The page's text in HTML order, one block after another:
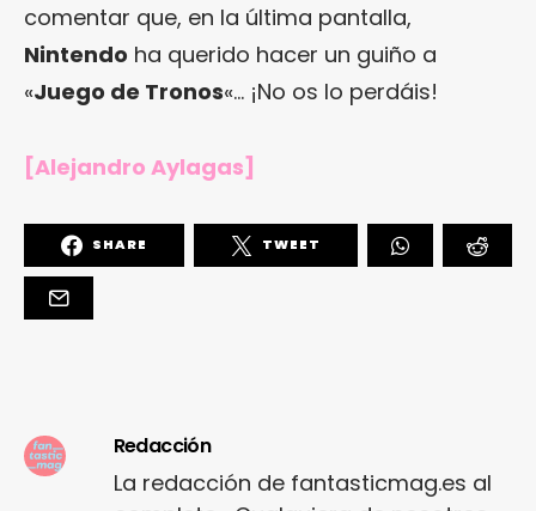
comentar que, en la última pantalla,
Nintendo ha querido hacer un guiño a
«Juego de Tronos«… ¡No os lo perdáis!
[Alejandro Aylagas]
SHARE TWEET
Redacción
La redacción de fantasticmag.es al